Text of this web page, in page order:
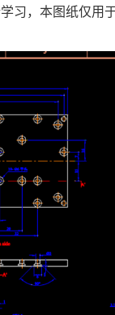
习，本图纸仅用